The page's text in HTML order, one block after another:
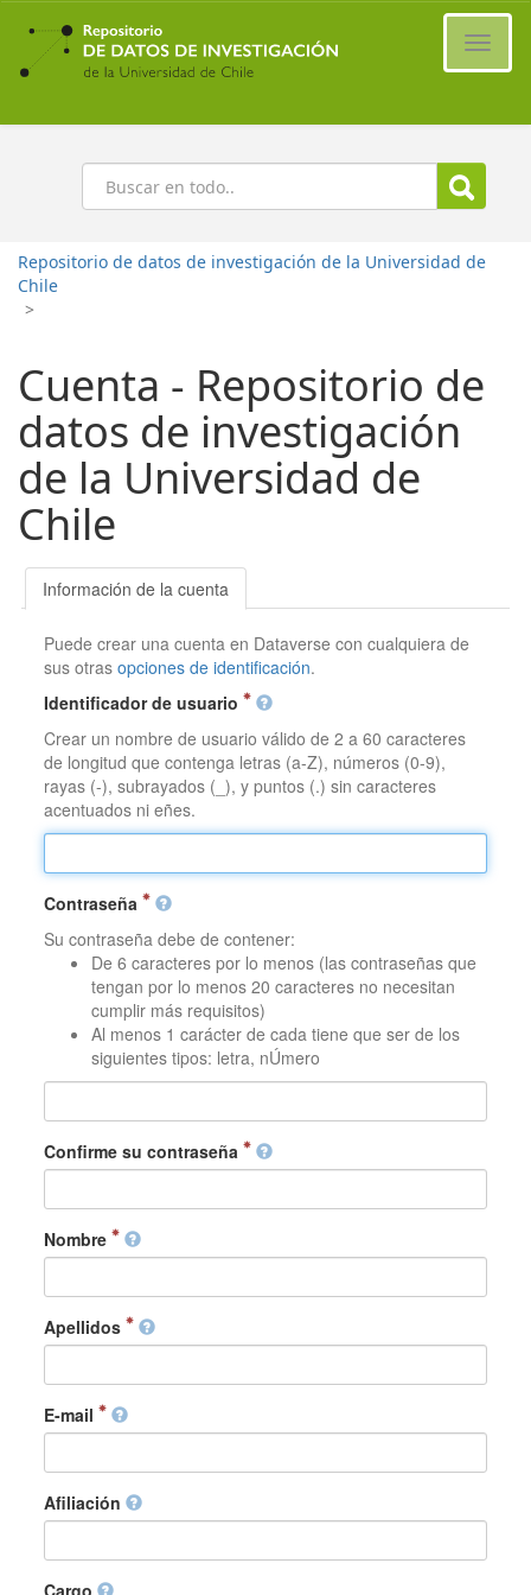
Ir
contenido
principal
Buscar
Repositorio de datos de investigación de la Universidad de
Chile
>
Cuenta - Repositorio de
datos de investigación
de la Universidad de
Chile
Información de la cuenta
Puede crear una cuenta en Dataverse con cualquiera de
sus otrasopciones de identificación.
Identificador de usuario
Crear un nombre de usuario válido de 2 a 60 caracteres
de longitud que contenga letras (a-Z), números (0-9),
rayas (-), subrayados (_), y puntos (.) sin caracteres
acentuados ni eñes.
Contraseña
Su contraseña debe de contener:
De 6 caracteres por lo menos (las contraseñas que
tengan por lo menos 20 caracteres no necesitan
cumplir más requisitos)
Al menos 1 carácter de cada tiene que ser de los
siguientes tipos: letra, nÚmero
Confirme su contraseña
Nombre
Apellidos
E-mail
Afiliación
Cargo